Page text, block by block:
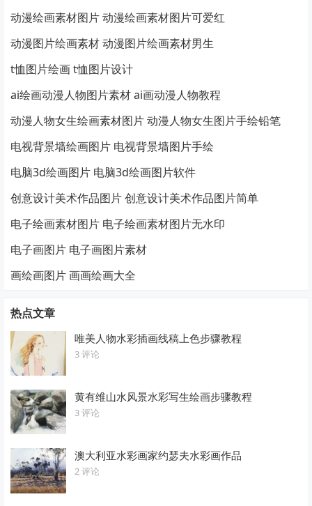
动漫绘画素材图片 动漫绘画素材图片可爱红
动漫图片绘画素材 动漫图片绘画素材男生
t恤图片绘画 t恤图片设计
ai绘画动漫人物图片素材 ai画动漫人物教程
动漫人物女生绘画素材图片 动漫人物女生图片手绘铅笔
电视背景墙绘画图片 电视背景墙图片手绘
电脑3d绘画图片 电脑3d绘画图片软件
创意设计美术作品图片 创意设计美术作品图片简单
电子绘画素材图片 电子绘画素材图片无水印
电子画图片 电子画图片素材
画绘画图片 画画绘画大全
热点文章
唯美人物水彩插画线稿上色步骤教程
3 评论
黄有维山水风景水彩写生绘画步骤教程
3 评论
澳大利亚水彩画家约瑟夫水彩画作品
2 评论